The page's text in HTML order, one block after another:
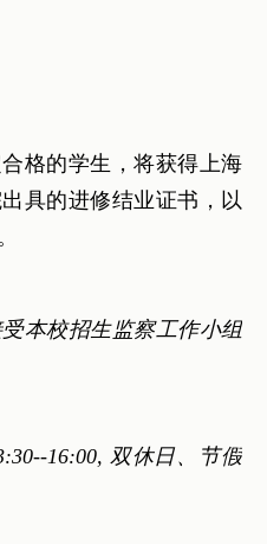
格的学生，将获得上海
具的进修结业证书，以
本校招生监察工作小组
16:00, 双休日、节假